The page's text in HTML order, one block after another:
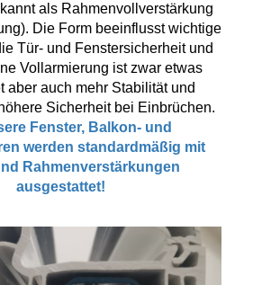
Faltschiebetüre konfigurieren
als Rahmenvollverstärkung
Die Form beeinflusst wichtige
Tür- und Fenstersicherheit und
Vollarmierung ist zwar etwas
aber auch mehr Stabilität und
Sicherheit bei Einbrüchen.
Fenster, Balkon- und
werden standardmäßig mit
Rahmenverstärkungen
ausgestattet!